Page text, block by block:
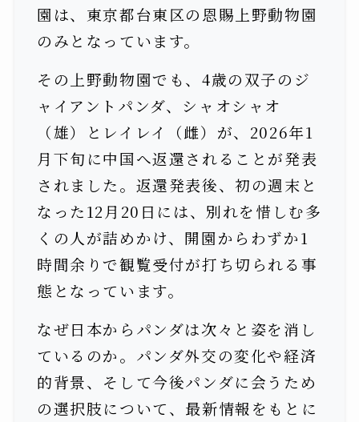
園は、東京都台東区の恩賜上野動物園
のみとなっています。
その上野動物園でも、4歳の双子のジ
ャイアントパンダ、シャオシャオ
（雄）とレイレイ（雌）が、2026年1
月下旬に中国へ返還されることが発表
されました。返還発表後、初の週末と
なった12月20日には、別れを惜しむ多
くの人が詰めかけ、開園からわずか1
時間余りで観覧受付が打ち切られる事
態となっています。
なぜ日本からパンダは次々と姿を消し
ているのか。パンダ外交の変化や経済
的背景、そして今後パンダに会うため
の選択肢について、最新情報をもとに